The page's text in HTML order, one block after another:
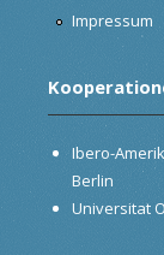
Impressum
Ibero-
Berlin
Universitat